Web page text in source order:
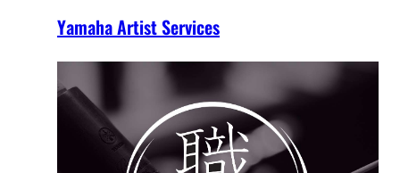
Yamaha Artist Services